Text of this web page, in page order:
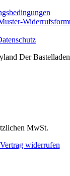
Der Bastelladen
MwSt.
Vertrag widerrufen